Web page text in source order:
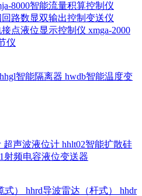
8000智能流量积算控制仪
回路数显双输出控制变送仪
接点液位显示控制仪 xmga-2000
仪
hhgl智能隔离器 hwdb智能温度变
超声波液位计 hhlt02智能扩散硅
射频电容液位变送器
式） hhrd导波雷达（杆式） hhdr